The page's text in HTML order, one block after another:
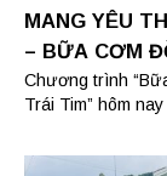
MANG YÊU
– BỮA CƠM
TRÁI TIM
Chương trình
Trái Tim” hôm